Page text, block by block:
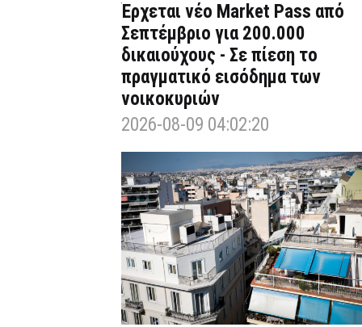
Έρχεται νέο Market Pass από
Σεπτέμβριο για 200.000
δικαιούχους - Σε πίεση το
πραγματικό εισόδημα των
νοικοκυριών
2026-08-09 04:02:20